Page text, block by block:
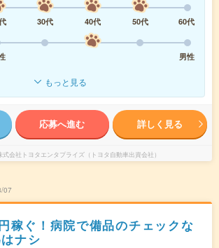
30代 40代 50代
60代
男性
もっと見る
応募へ進む 詳しく見る
式会社トヨタエンタプライズ（トヨタ自動車出資会社）
07
稼ぐ！病院で備品のチェックな
ナシ